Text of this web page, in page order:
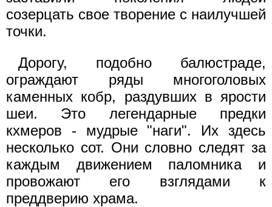
созерцать свое творение с наилучшей
точки.
Дорогу, подобно балюстраде,
ограждают ряды многоголовых
каменных кобр, раздувших в ярости
шеи. Это легендарные предки
кхмеров - мудрые "наги". Их здесь
несколько сот. Они словно следят за
каждым движением паломника и
провожают его взглядами к
преддверию храма.